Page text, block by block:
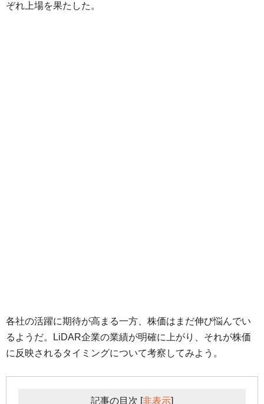
ぞれ上場を果たした。
各社の活躍に期待が高まる一方、株価はまだ伸び悩んでい
るようだ。LiDAR企業の業績が明確に上がり、それが株価
に反映されるタイミングについて考察してみよう。
記事の目次 [非表示]